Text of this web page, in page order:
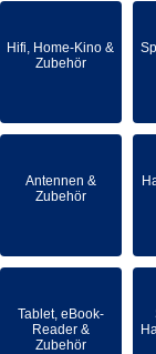
Hifi, Home-Kino &
Zubehör
Antennen &
Zubehör
Tablet, eBook-
Reader &
Zubehör